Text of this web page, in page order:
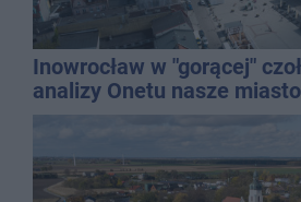
Inowrocław w "gorącej"
analizy Onetu nasze
najbardziej narażonych na